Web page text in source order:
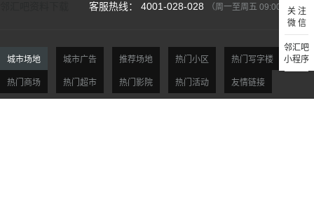
关 注
微 信
邻汇吧
小程序
客服热线： 4001-028-028 （周一至周五 09:00-18:00）
城市场地 城市广告 推荐场地 热门小区 热门写字楼
热门商场 热门超市 热门影院 热门活动 友情链接